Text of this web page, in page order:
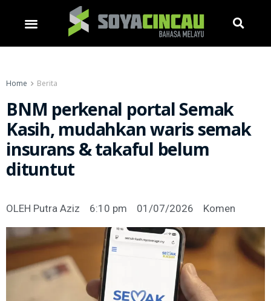
Home Berita
BNM perkenal portal Semak
Kasih, mudahkan waris semak
insurans & takaful belum
dituntut
OLEH Putra Aziz 6:10 pm 01/07/2026 Komen